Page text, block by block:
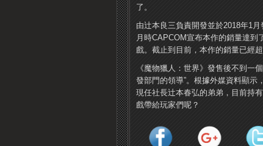
了。
由辻本良三負責開發並於2018年1
月時CAPCOM宣布本作的銷量達到
戲。截止到目前，本作的銷量已經超
《魔物獵人：世界》發售後不到一
發部門的領導”。根據外媒資料顯示
現任社長辻本春弘的弟弟，目前持
戲帶給玩家們呢？